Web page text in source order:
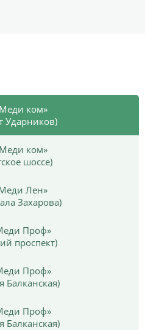
ком»
Ударников)
ком»
шоссе)
Лен»
Захарова)
Проф»
проспект)
Проф»
Балканская)
Проф»
Балканская)